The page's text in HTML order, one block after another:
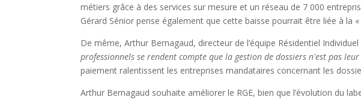
métiers grâce à des services sur mesure et un réseau de 7 000
Gérard Sénior pense également que cette baisse pourrait être liée à la
De même, Arthur Bernagaud, directeur de l’équipe Résidentiel
professionnels se rendent compte que la gestion de dossiers n'est pas
paiement ralentissent les entreprises mandataires concernant les
Arthur Bernagaud souhaite améliorer le RGE, bien que l’évolution du